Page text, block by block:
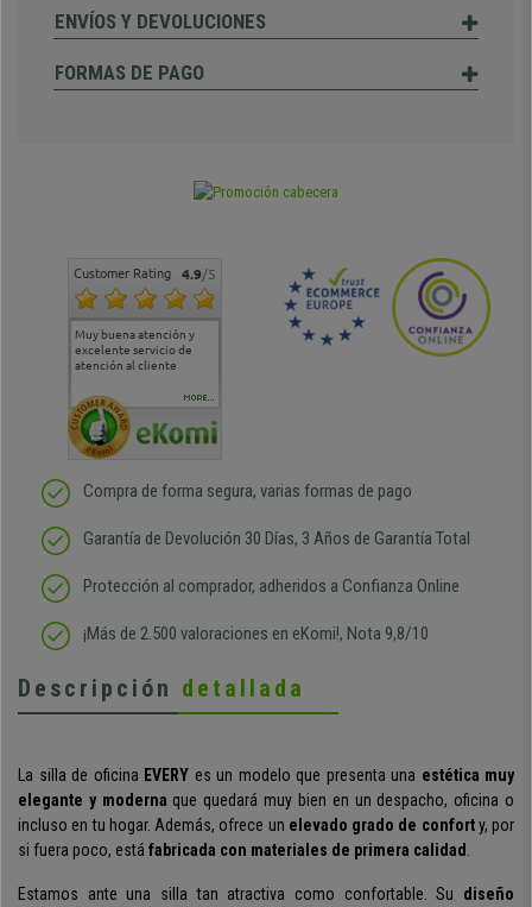
ENVÍOS Y DEVOLUCIONES
FORMAS DE PAGO
Customer Rating 4.9/5
Muy buena atención y
excelente servicio de
atención al cliente
Muy buena atención de
cara al asesoramiento
Si estoy contento
MORE...
Compra de forma segura, varias formas de pago
Garantía de Devolución 30 Días, 3 Años de Garantía Total
Protección al comprador, adheridos a Confianza Online
¡Más de 2.500 valoraciones en eKomi!, Nota 9,8/10
Descripción detallada
La silla de oficina EVERY es un modelo que presenta una estética muy
elegante y moderna que quedará muy bien en un despacho, oficina o
incluso en tu hogar. Además, ofrece un elevado grado de conforty, por
si fuera poco, está fabricada con materiales de primera calidad
Estamos ante una silla tan atractiva como confortable. Su diseño